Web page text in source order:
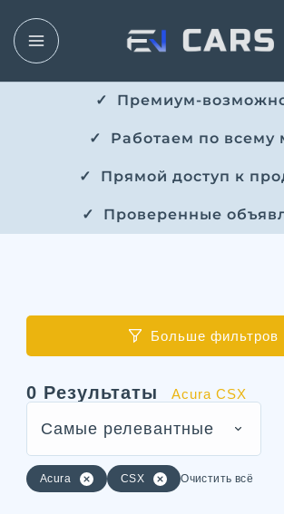
✓ ​​ Премиум-
✓ ​ Работаем по всему
✓ ​ Прямой доступ к
✓ ​ Проверенные
Больше фильтров
0 Результаты Acura CSX
Самые релевантные
Acura CSX Очистить всё